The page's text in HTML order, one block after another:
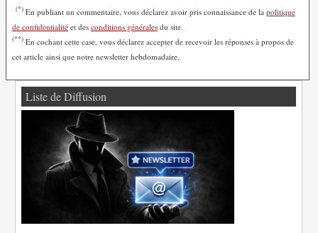
(*) En publiant un commentaire, vous déclarez avoir pris connaissance de la politique
de confidentialité et des conditions générales du site.
(**) En cochant cette case, vous déclarez accepter de recevoir les réponses à propos de
cet article ainsi que notre newsletter hebdomadaire.
Liste de Diffusion